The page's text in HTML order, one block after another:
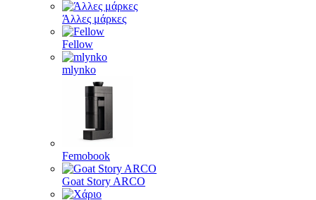
Άλλες μάρκες
Fellow
mlynko
Femobook
Goat Story ARCO